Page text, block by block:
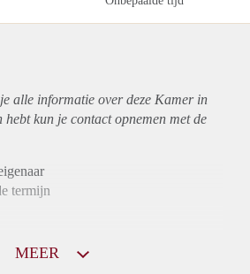
alle informatie over deze Kamer in
kun je contact opnemen met de
termijn
MEER